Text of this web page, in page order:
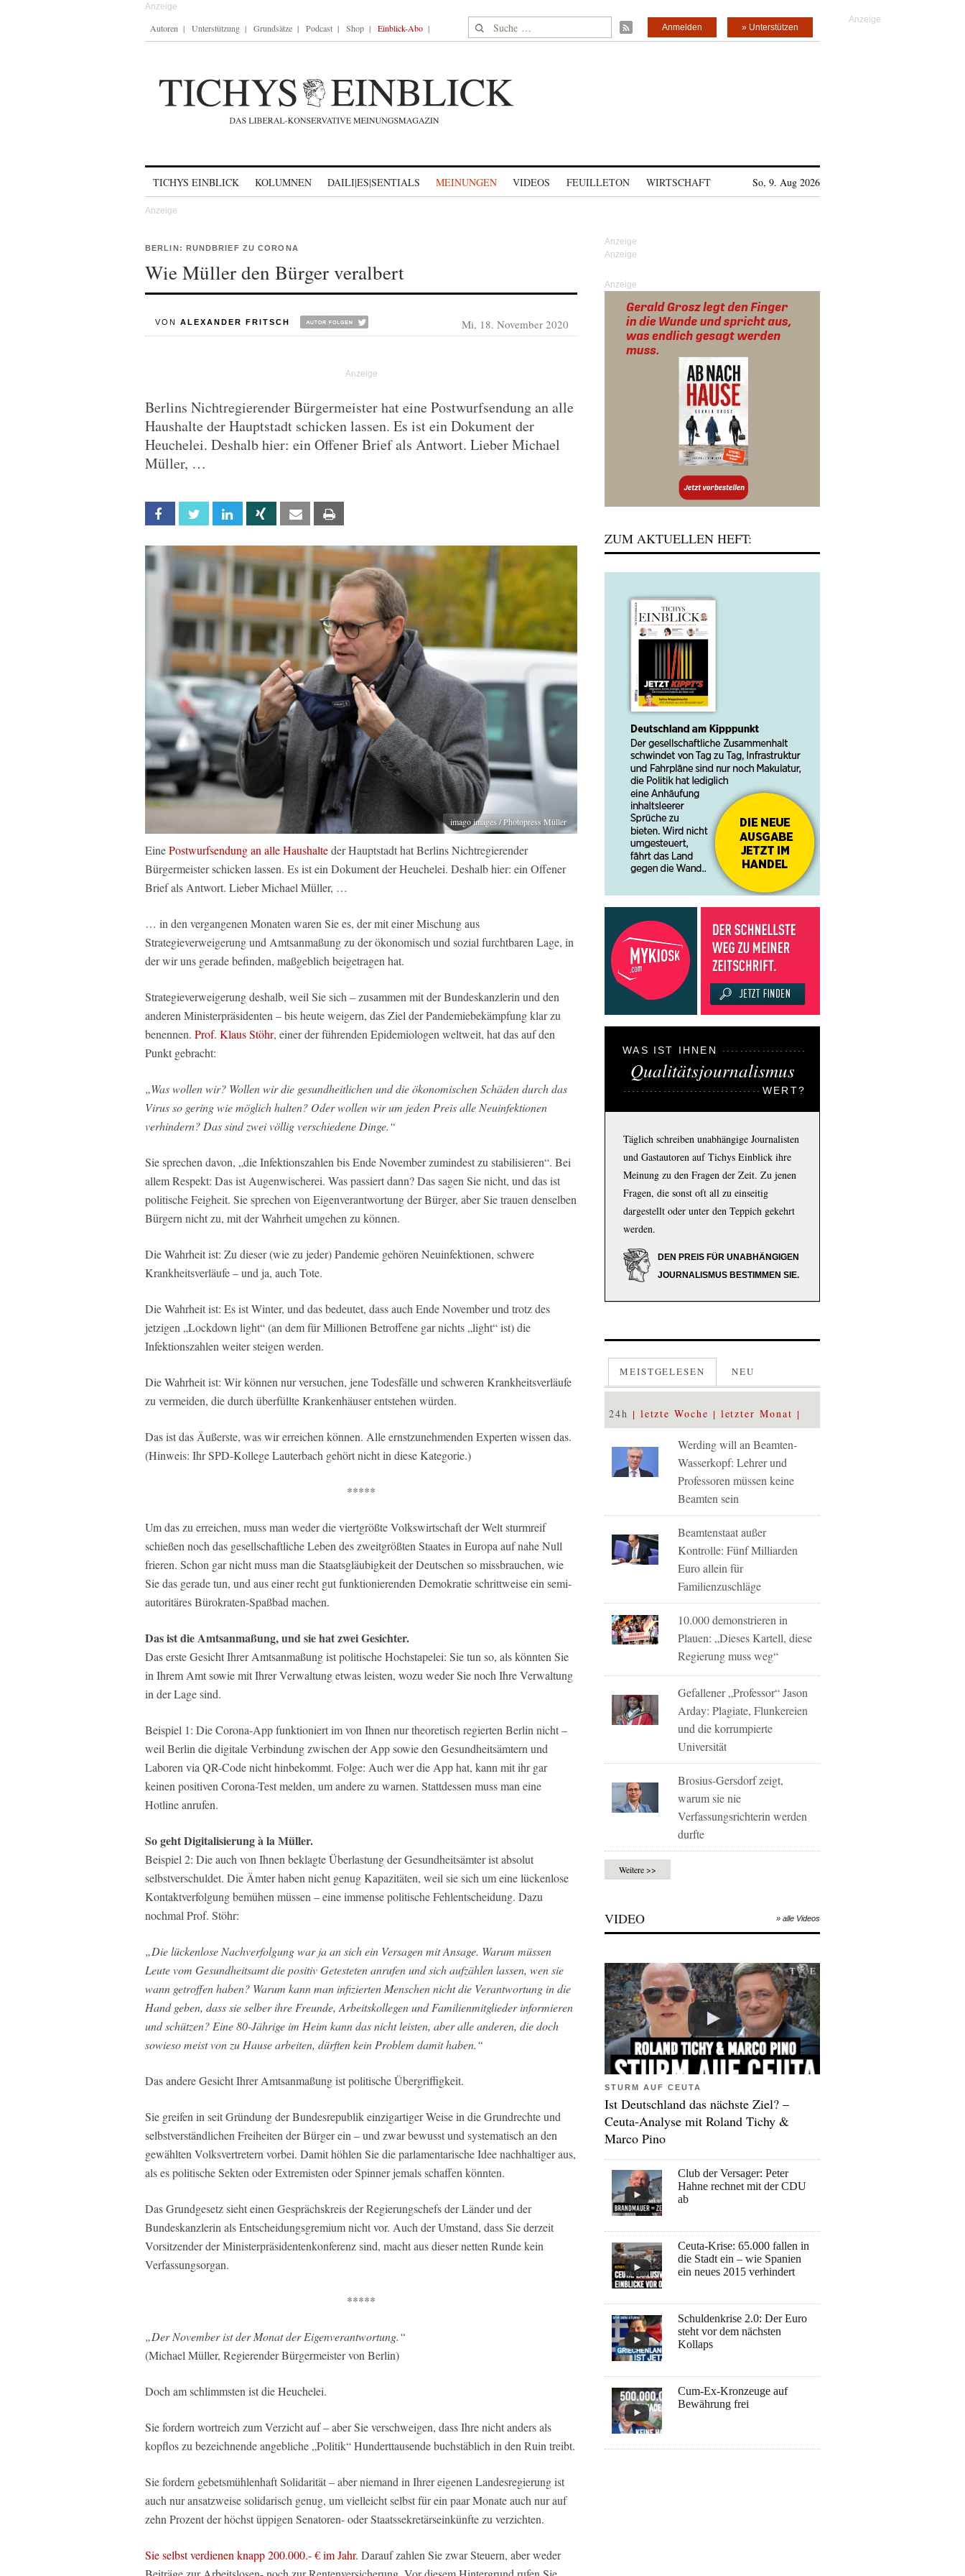
Autoren Unterstützung Grundsätze Podcast Shop Einblick-Abo Suche nach: » Unterstützen
Anmelden
TICHYS EINBLICK KOLUMNEN DAILI|ES|SENTIALS MEINUNGEN VIDEOS FEUILLETON WIRTSCHAFT So, 9. Aug 2026
BERLIN: RUNDBRIEF ZU CORONA
Wie Müller den Bürger veralbert
VON ALEXANDER FRITSCH Mi, 18. November 2020
Berlins Nichtregierender Bürgermeister hat eine Postwurfsendung an alle
Haushalte der Hauptstadt schicken lassen. Es ist ein Dokument der
Heuchelei. Deshalb hier: ein Offener Brief als Antwort. Lieber Michael
Müller, …
Facebook Twitter Linkedin Xing Email
imago images / Photopress Müller
EinePostwurfsendung an alle Haushalteder Hauptstadt hat Berlins Nichtregierender
Bürgermeister schicken lassen. Es ist ein Dokument der Heuchelei. Deshalb hier: ein Offener
Brief als Antwort. Lieber Michael Müller, …
… in den vergangenen Monaten waren Sie es, der mit einer Mischung aus
Strategieverweigerung und Amtsanmaßung zu der ökonomisch und sozial furchtbaren Lage, in
der wir uns gerade befinden, maßgeblich beigetragen hat.
Strategieverweigerung deshalb, weil Sie sich – zusammen mit der Bundeskanzlerin und den
anderen Ministerpräsidenten – bis heute weigern, das Ziel der Pandemiebekämpfung klar zu
benennen. Prof. Klaus Stöhr, einer der führenden Epidemiologen weltweit, hat das auf den
Punkt gebracht:
„Was wollen wir? Wollen wir die gesundheitlichen und die ökonomischen Schäden durch das
Virus so gering wie möglich halten? Oder wollen wir um jeden Preis alle Neuinfektionen
verhindern? Das sind zwei völlig verschiedene Dinge.“
Sie sprechen davon, „die Infektionszahlen bis Ende November zumindest zu stabilisieren“. Bei
allem Respekt: Das ist Augenwischerei. Was passiert dann? Das sagen Sie nicht, und das ist
politische Feigheit. Sie sprechen von Eigenverantwortung der Bürger, aber Sie trauen denselben
Bürgern nicht zu, mit der Wahrheit umgehen zu können.
Die Wahrheit ist: Zu dieser (wie zu jeder) Pandemie gehören Neuinfektionen, schwere
Krankheitsverläufe – und ja, auch Tote.
Die Wahrheit ist: Es ist Winter, und das bedeutet, dass auch Ende November und trotz des
jetzigen „Lockdown light“ (an dem für Millionen Betroffene gar nichts „light“ ist) die
Infektionszahlen weiter steigen werden.
Die Wahrheit ist: Wir können nur versuchen, jene Todesfälle und schweren Krankheitsverläufe
zu vermeiden, die durch überfüllte Krankenhäuser entstehen würden.
Das ist das Äußerste, was wir erreichen können. Alle ernstzunehmenden Experten wissen das.
(Hinweis: Ihr SPD-Kollege Lauterbach gehört nicht in diese Kategorie.)
*****
Um das zu erreichen, muss man weder die viertgrößte Volkswirtschaft der Welt sturmreif
schießen noch das gesellschaftliche Leben des zweitgrößten Staates in Europa auf nahe Null
frieren. Schon gar nicht muss man die Staatsgläubigkeit der Deutschen so missbrauchen, wie
Sie das gerade tun, und aus einer recht gut funktionierenden Demokratie schrittweise ein semi-
autoritäres Bürokraten-Spaßbad machen.
Das ist die Amtsanmaßung, und sie hat zwei Gesichter.
Das erste Gesicht Ihrer Amtsanmaßung ist politische Hochstapelei: Sie tun so, als könnten Sie
in Ihrem Amt sowie mit Ihrer Verwaltung etwas leisten, wozu weder Sie noch Ihre Verwaltung
in der Lage sind.
Beispiel 1: Die Corona-App funktioniert im von Ihnen nur theoretisch regierten Berlin nicht –
weil Berlin die digitale Verbindung zwischen der App sowie den Gesundheitsämtern und
Laboren via QR-Code nicht hinbekommt. Folge: Auch wer die App hat, kann mit ihr gar
keinen positiven Corona-Test melden, um andere zu warnen. Stattdessen muss man eine
Hotline anrufen.
So geht Digitalisierung à la Müller.
Beispiel 2: Die auch von Ihnen beklagte Überlastung der Gesundheitsämter ist absolut
selbstverschuldet. Die Ämter haben nicht genug Kapazitäten, weil sie sich um eine lückenlose
Kontaktverfolgung bemühen müssen – eine immense politische Fehlentscheidung. Dazu
nochmal Prof. Stöhr:
„Die lückenlose Nachverfolgung war ja an sich ein Versagen mit Ansage. Warum müssen
Leute vom Gesundheitsamt die positiv Getesteten anrufen und sich aufzählen lassen, wen sie
wann getroffen haben? Warum kann man infizierten Menschen nicht die Verantwortung in die
Hand geben, dass sie selber ihre Freunde, Arbeitskollegen und Familienmitglieder informieren
und schützen? Eine 80-Jährige im Heim kann das nicht leisten, aber alle anderen, die doch
sowieso meist von zu Hause arbeiten, dürften kein Problem damit haben.“
Das andere Gesicht Ihrer Amtsanmaßung ist politische Übergriffigkeit.
Sie greifen in seit Gründung der Bundesrepublik einzigartiger Weise in die Grundrechte und
selbstverständlichen Freiheiten der Bürger ein – und zwar bewusst und systematisch an den
gewählten Volksvertretern vorbei. Damit höhlen Sie die parlamentarische Idee nachhaltiger aus,
als es politische Sekten oder Extremisten oder Spinner jemals schaffen könnten.
Das Grundgesetz sieht einen Gesprächskreis der Regierungschefs der Länder und der
Bundeskanzlerin als Entscheidungsgremium nicht vor. Auch der Umstand, dass Sie derzeit
Vorsitzender der Ministerpräsidentenkonferenz sind, macht aus dieser netten Runde kein
Verfassungsorgan.
*****
„Der November ist der Monat der Eigenverantwortung.“
(Michael Müller, Regierender Bürgermeister von Berlin)
Doch am schlimmsten ist die Heuchelei.
Sie fordern wortreich zum Verzicht auf – aber Sie verschweigen, dass Ihre nicht anders als
kopflos zu bezeichnende angebliche „Politik“ Hunderttausende buchstäblich in den Ruin treibt.
Sie fordern gebetsmühlenhaft Solidarität – aber niemand in Ihrer eigenen Landesregierung ist
auch nur ansatzweise solidarisch genug, um vielleicht selbst für ein paar Monate auch nur auf
zehn Prozent der höchst üppigen Senatoren- oder Staatssekretärseinkünfte zu verzichten.
Sie selbst verdienen knapp 200.000.- € im Jahr. Darauf zahlen Sie zwar Steuern, aber weder
Anzeige
ZUM AKTUELLEN HEFT:
WAS IST IHNEN
Qualitätsjournalismus
WERT?
Täglich schreiben unabhängige Journalisten
und Gastautoren auf Tichys Einblick ihre
Meinung zu den Fragen der Zeit. Zu jenen
Fragen, die sonst oft all zu einseitig
dargestellt oder unter den Teppich gekehrt
werden.
DEN PREIS FÜR UNABHÄNGIGEN
JOURNALISMUS BESTIMMEN SIE.
MEISTGELESEN NEU
24h letzte Woche letzter Monat
Werding will an Beamten-
Wasserkopf: Lehrer und
Professoren müssen keine
Beamten sein
Beamtenstaat außer
Kontrolle: Fünf Milliarden
Euro allein für
Familienzuschläge
10.000 demonstrieren in
Plauen: „Dieses Kartell, diese
Regierung muss weg“
Gefallener „Professor“ Jason
Arday: Plagiate, Flunkereien
und die korrumpierte
Universität
Brosius-Gersdorf zeigt,
warum sie nie
Verfassungsrichterin werden
durfte
Weitere >>
VIDEO » alle Videos
STURM AUF CEUTA
Ist Deutschland das nächste Ziel? –
Ceuta-Analyse mit Roland Tichy &
Marco Pino
Club der Versager: Peter
Hahne rechnet mit der CDU
ab
Ceuta-Krise: 65.000 fallen in
die Stadt ein – wie Spanien
ein neues 2015 verhindert
Schuldenkrise 2.0: Der Euro
steht vor dem nächsten
Kollaps
Cum-Ex-Kronzeuge auf
Bewährung frei